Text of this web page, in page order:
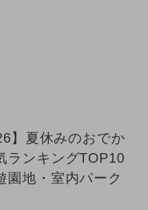
】夏休みのおでか
ランキングTOP10
園地・室内パーク